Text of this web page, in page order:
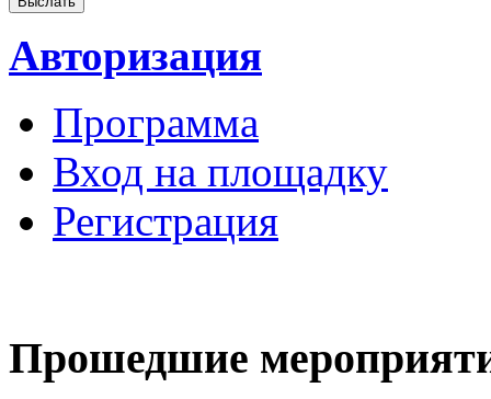
Авторизация
Программа
Вход на площадку
Регистрация
Прошедшие